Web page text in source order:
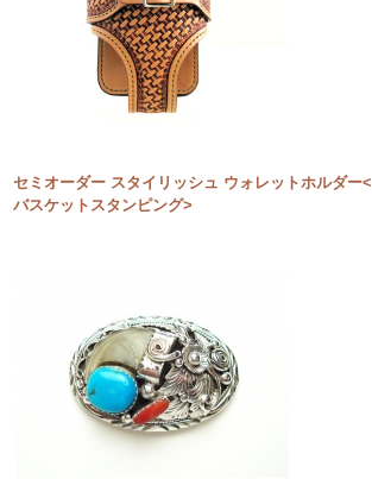
セミオーダー スタイリッシュ ウォレットホルダー<
バスケットスタンピング>